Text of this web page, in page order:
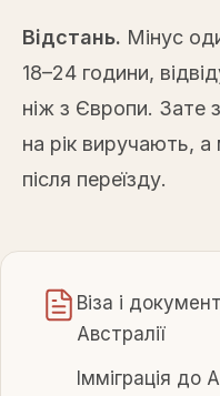
Відстань. Мінус
18–24 години,
ніж з Європи. Зате
на рік виручають,
після переїзду.
Віза і
Австралії
Імміграція до